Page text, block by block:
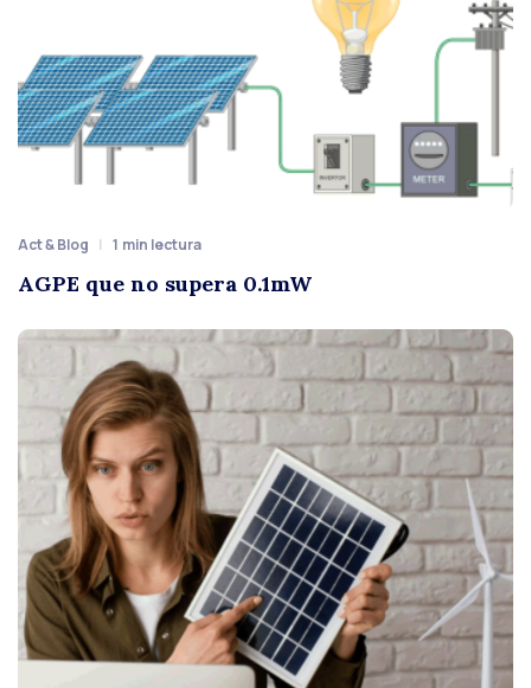
Act & Blog 1 min lectura
AGPE que no supera 0.1mW